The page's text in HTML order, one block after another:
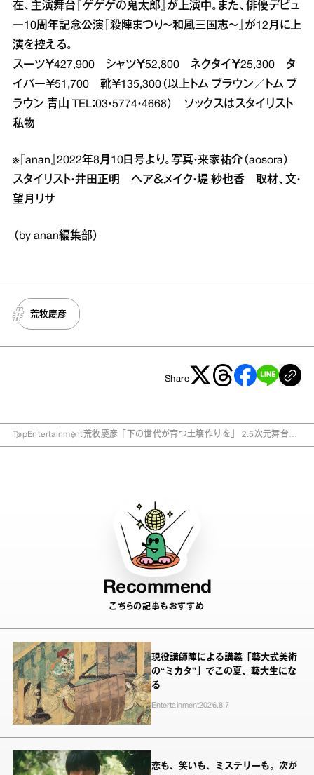
在、主演舞台『ゲゲゲの鬼太郎』が上演中。また、俳優デビュ
ー10周年記念公演『殺陣まつり～和風三国志～』が12月に上
演を控える。
スーツ￥427,900 シャツ￥52,800 ネクタイ￥25,300 タ
イバー￥51,700 靴￥135,300（以上トム ブラウン／トム ブ
ラウン 青山 TEL：03・5774・4668） ソックスはスタイリスト
私物
※『anan』2022年8月10日号より。写真・来家祐介（aosora）
スタイリスト・井田正明 ヘア＆メイク・堤 紗也香 取材、文・
望月リサ
（by anan編集部）
荒牧慶彦
Share
TopEntertainment荒牧慶彦「下の世代が育つ土壌作りを」 2.5次元舞台、
Recommend
こちらの記事もおすすめ
現役講師陣による講義「藝大式美術
の“ミカタ”」でこの夏、藝大生にな
る
Entertainment2026.8.7
恋も、笑いも、ミステリーも。次が